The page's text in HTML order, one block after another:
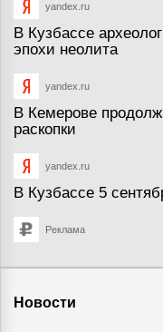
yandex.ru
В Кузбассе
эпохи неолита
yandex.ru
В Кемерове
раскопки
yandex.ru
В Кузбассе 5
Реклама
Новости